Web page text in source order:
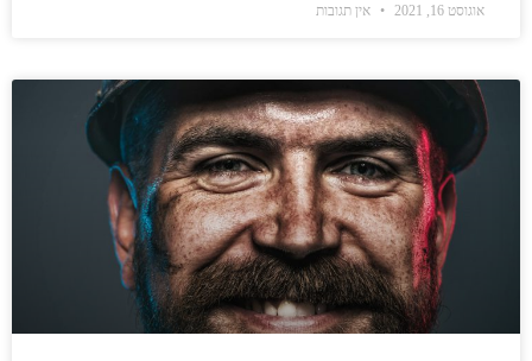
אוגוסט 16, 2021 אין תגובות